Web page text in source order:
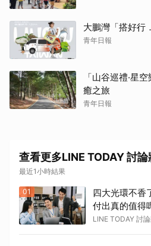
大鵬灣「搭好行
青年日報
「山谷巡禮‧星
癒之旅
青年日報
查看更多LINE TODAY 討論
最近1小時結果
01
四大光環不香
付出真的值得
LINE TODAY 討